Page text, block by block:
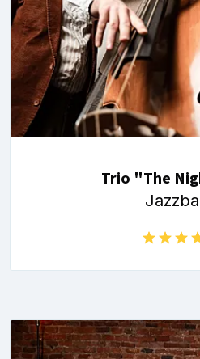
Trio "The